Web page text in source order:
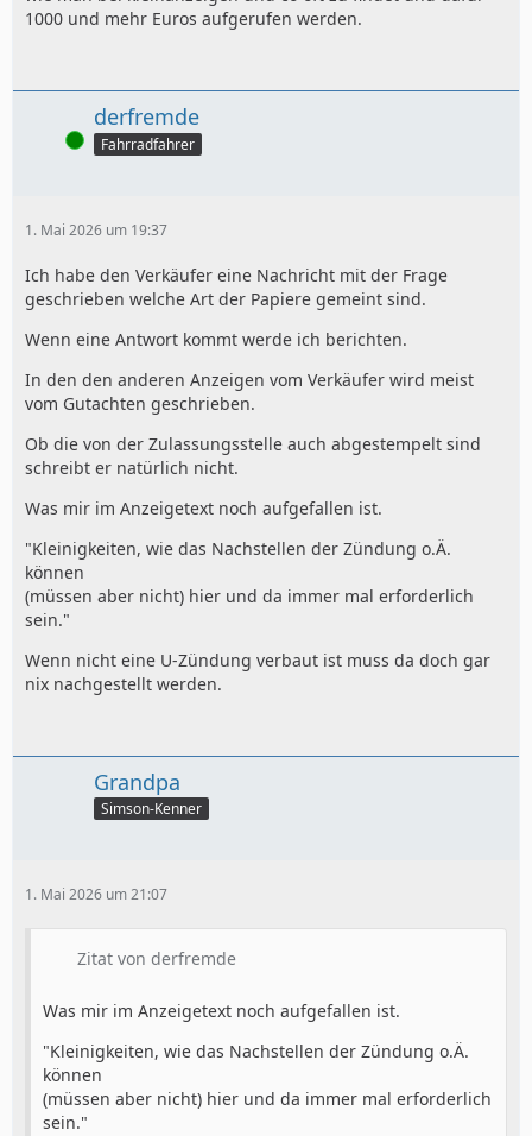
1000 und mehr Euros aufgerufen werden.
Online
derfremde
Fahrradfahrer
1. Mai 2026 um 19:37
Ich habe den Verkäufer eine Nachricht mit der Frage
geschrieben welche Art der Papiere gemeint sind.
Wenn eine Antwort kommt werde ich berichten.
In den den anderen Anzeigen vom Verkäufer wird meist
vom Gutachten geschrieben.
Ob die von der Zulassungsstelle auch abgestempelt sind
schreibt er natürlich nicht.
Was mir im Anzeigetext noch aufgefallen ist.
"Kleinigkeiten, wie das Nachstellen der Zündung o.Ä.
können
(müssen aber nicht) hier und da immer mal erforderlich
sein."
Wenn nicht eine U-Zündung verbaut ist muss da doch gar
nix nachgestellt werden.
Grandpa
Simson-Kenner
1. Mai 2026 um 21:07
Zitat von derfremde
Was mir im Anzeigetext noch aufgefallen ist.
"Kleinigkeiten, wie das Nachstellen der Zündung o.Ä.
können
(müssen aber nicht) hier und da immer mal erforderlich
sein."